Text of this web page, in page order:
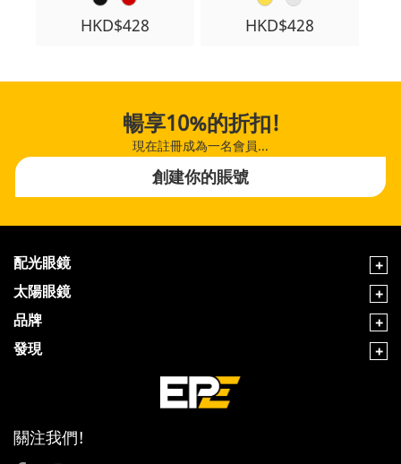
HKD$428 HKD$428
暢享10%的折扣!
現在註冊成為一名會員...
創建你的賬號
配光眼鏡
太陽眼鏡
品牌
發現
關注我們!